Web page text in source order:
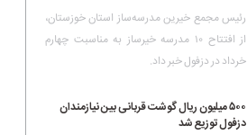
رئیس مجمع خیرین مدرسه‌ساز استان خوزستان،
از افتتاح ۱۰ مدرسه خیرساز به مناسبت چهارم
خرداد در دزفول خبر داد.
۵۰۰ میلیون ریال گوشت قربانی بین نیازمندان
دزفول توزیع شد